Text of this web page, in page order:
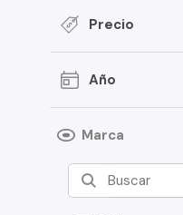
Precio
Año
Marca